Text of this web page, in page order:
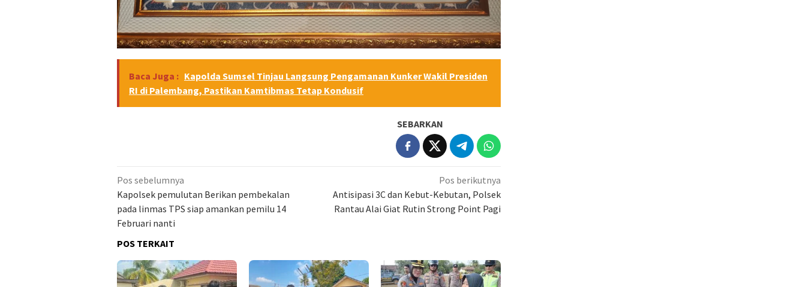
Baca Juga : Kapolda Sumsel Tinjau Langsung Pengamanan Kunker Wakil Presiden
RI di Palembang, Pastikan Kamtibmas Tetap Kondusif
SEBARKAN
Navigasi
pos
Pos sebelumnya
Kapolsek pemulutan Berikan pembekalan
pada linmas TPS siap amankan pemilu 14
Februari nanti
Pos berikutnya
Antisipasi 3C dan Kebut-Kebutan, Polsek
Rantau Alai Giat Rutin Strong Point Pagi
POS TERKAIT